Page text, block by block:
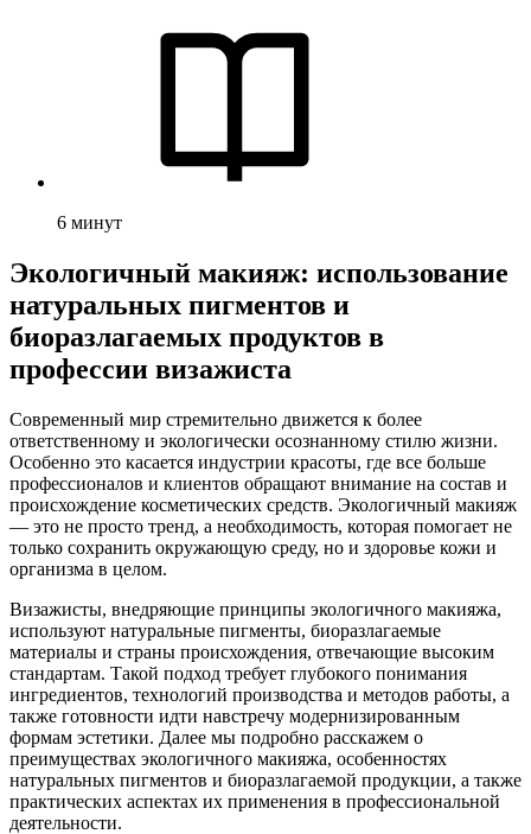
6 минут
Экологичный макияж: использование
натуральных пигментов и
биоразлагаемых продуктов в
профессии визажиста
Современный мир стремительно движется к более
ответственному и экологически осознанному стилю жизни.
Особенно это касается индустрии красоты, где все больше
профессионалов и клиентов обращают внимание на состав и
происхождение косметических средств. Экологичный макияж
— это не просто тренд, а необходимость, которая помогает не
только сохранить окружающую среду, но и здоровье кожи и
организма в целом.
Визажисты, внедряющие принципы экологичного макияжа,
используют натуральные пигменты, биоразлагаемые
материалы и страны происхождения, отвечающие высоким
стандартам. Такой подход требует глубокого понимания
ингредиентов, технологий производства и методов работы, а
также готовности идти навстречу модернизированным
формам эстетики. Далее мы подробно расскажем о
преимуществах экологичного макияжа, особенностях
натуральных пигментов и биоразлагаемой продукции, а также
практических аспектах их применения в профессиональной
деятельности.